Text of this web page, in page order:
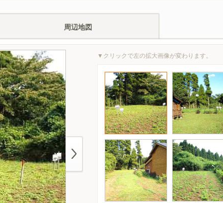
周辺地図
▼クリックで左の拡大画像が変わります。